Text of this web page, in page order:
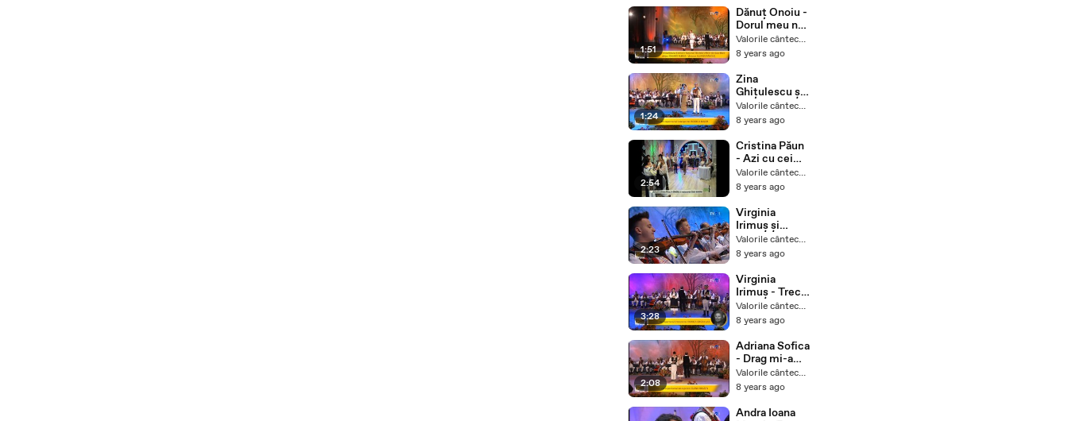
- Tezaur
Folcloric
1:51
Dănuț Onoiu -
Dorul meu nu-
i călător - live
- Tezaur
Valorile cântecului popular
8 years ago
1:24
Zina
Ghițulescu și
Ionuț Cârstea
(nai) -
zărzărea - live
- Tezaur
Folcloric
Valorile cântecului popular
8 years ago
2:54
Cristina Păun
- Azi cu cei
dragi voi
petrece
Valorile cântecului popular
8 years ago
2:23
Virginia
Irimuș și
Daniel Pop -
Ce s-ar face
Tezaur
Folcloric
Valorile cântecului popular
8 years ago
3:28
Virginia
Irimuș - Trec
în codru tăt
plângând -
Folcloric
Valorile cântecului popular
8 years ago
2:08
Adriana Sofica
- Drag mi-a
fost omul
frumos - live -
Folcloric
Valorile cântecului popular
8 years ago
Andra Ioana